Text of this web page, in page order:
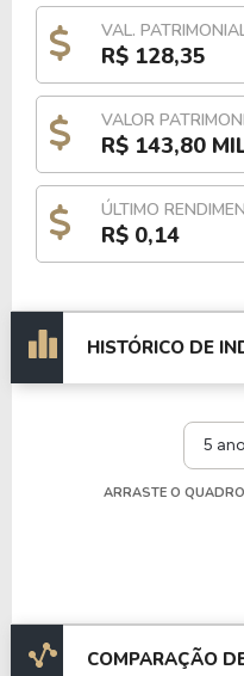
VAL.
R$ 128,35
VALOR
R$ 143,80
ÚLTIMO
R$ 0,14
HISTÓRICO DE
5
ARRASTE O
COMPARAÇÃO